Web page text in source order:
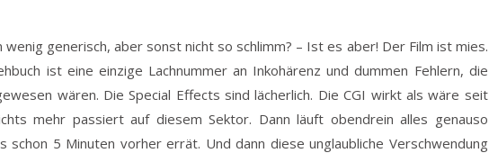
wenig generisch, aber sonst nicht so schlimm? – Ist es aber! Der Film ist mies.
ist eine einzige Lachnummer an Inkohärenz und dummen Fehlern, die
wären. Die Special Effects sind lächerlich. Die CGI wirkt als wäre seit
mehr passiert auf diesem Sektor. Dann läuft obendrein alles genauso
schon 5 Minuten vorher errät. Und dann diese unglaubliche Verschwendung